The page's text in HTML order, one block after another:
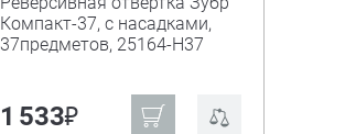
Компакт-37, с насадками,
37предметов, 25164-H37
1 533₽